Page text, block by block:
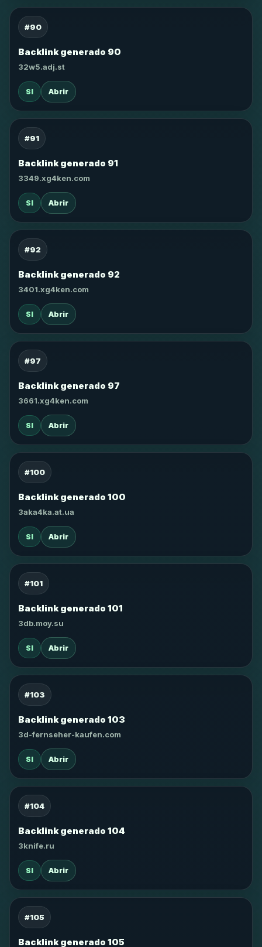
#90
Backlink generado 90
32w5.adj.st
SI Abrir
#91
Backlink generado 91
3349.xg4ken.com
SI Abrir
#92
Backlink generado 92
3401.xg4ken.com
SI Abrir
#97
Backlink generado 97
3661.xg4ken.com
SI Abrir
#100
Backlink generado 100
3aka4ka.at.ua
SI Abrir
#101
Backlink generado 101
3db.moy.su
SI Abrir
#103
Backlink generado 103
3d-fernseher-kaufen.com
SI Abrir
#104
Backlink generado 104
3knife.ru
SI Abrir
#105
Backlink generado 105